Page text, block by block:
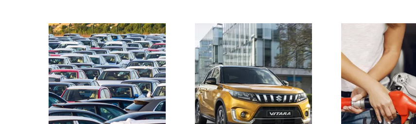
סוזוקי ויטארה טורבו
נכנסת לעידן ה-SUVT
7 כללים לרכישת רכב
חדש (ועוד כלל בונוס)